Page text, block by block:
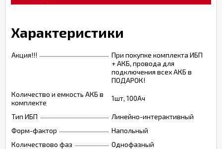
Характеристики
Акция!!!
При покупке комплекта ИБП
+ АКБ, провода для
подключения всех АКБ в
ПОДАРОК!
Количество и емкость АКБ в
комплекте
1шт, 100Ач
Тип ИБП
Линейно-интерактивный
Форм-фактор
Напольный
Количествово фаз
Однофазный